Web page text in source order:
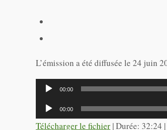
L’émission a été diffusée le 24 juin
Lecteur00:00
Lecteur
audio
00:00
Télécharger le fichier | Durée: 32:24